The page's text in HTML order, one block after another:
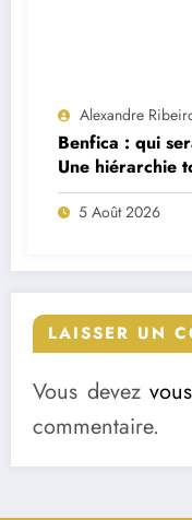
Alexandre
Benfica : qui
Une hiérarchie
deux départs
5 Août 2026
LAISSER UN
Vous devez
commentaire.